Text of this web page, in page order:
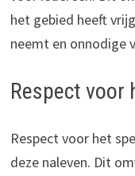
het gebied heeft
neemt en onnodige
Respect voor
Respect voor het
deze naleven. Dit